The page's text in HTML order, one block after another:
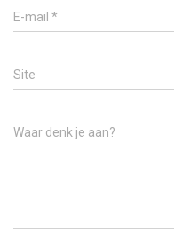
E-mail *
Site
Waar denk je aan?